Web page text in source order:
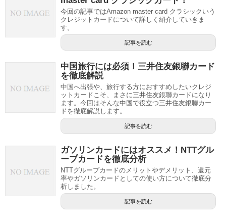
今回の記事ではAmazon master card クラシックいう
クレジットカードについて詳しく紹介していきま
す。
記事を読む
中国旅行には必須！三井住友銀聯カード
を徹底解説
中国へ出張や、旅行する方におすすめしたいクレジ
ットカードこそ、まさに三井住友銀聯カードになり
ます。今回はそんな中国で役立つ三井住友銀聯カー
ドを徹底解説します。
記事を読む
ガソリンカードにはオススメ！NTTグル
ープカードを徹底分析
NTTグループカードのメリットやデメリット、還元
率やガソリンカードとしての使い方について徹底分
析しました。
記事を読む